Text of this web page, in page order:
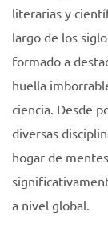
literarias y
largo de los
formado a
huella
ciencia. Desde
diversas
hogar de
a nivel global.